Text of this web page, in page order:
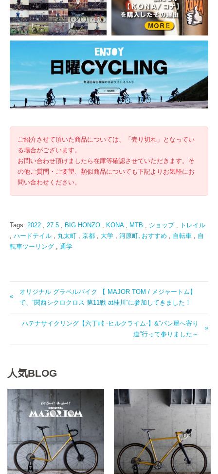
ご紹介させて頂いた商品については、「売り切れ」となってい
る場合がございます。
お問い合わせ頂けましたら在庫等確認させていただきます。そ
の他ご質問・ご要望、類似商品についても下記よりお気軽にお
問い合わせください。
Tags: 2022 27.5 BIG HONZO KONA, MTB ショップ,
トレイル
ハードテイル 丸太町 京都 大学 河原町､おすすめ 自転車
自
転車ツーリング
通学
オリジナル グラベルバイク 【 MAJOR TOM / メジャートム】
で、”関西シクロクロス 第11戦 at桂川”に参加してきました！
ハテナサイクリング【六丁峠 -ヒルクライム-】&”パン屋へ寄り
道”行って参りました～
人気BLOG